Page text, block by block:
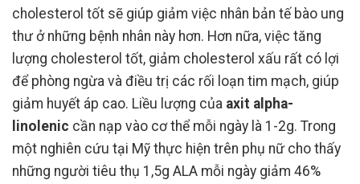
cholesterol tốt sẽ giúp giảm việc nhân bản tế bào ung
thư ở những bệnh nhân này hơn. Hơn nữa, việc tăng
lượng cholesterol tốt, giảm cholesterol xấu rất có lợi
để phòng ngừa và điều trị các rối loạn tim mạch, giúp
giảm huyết áp cao. Liều lượng của axit alpha-
linolenic cần nạp vào cơ thể mỗi ngày là 1-2g. Trong
một nghiên cứu tại Mỹ thực hiện trên phụ nữ cho thấy
những người tiêu thụ 1,5g ALA mỗi ngày giảm 46%